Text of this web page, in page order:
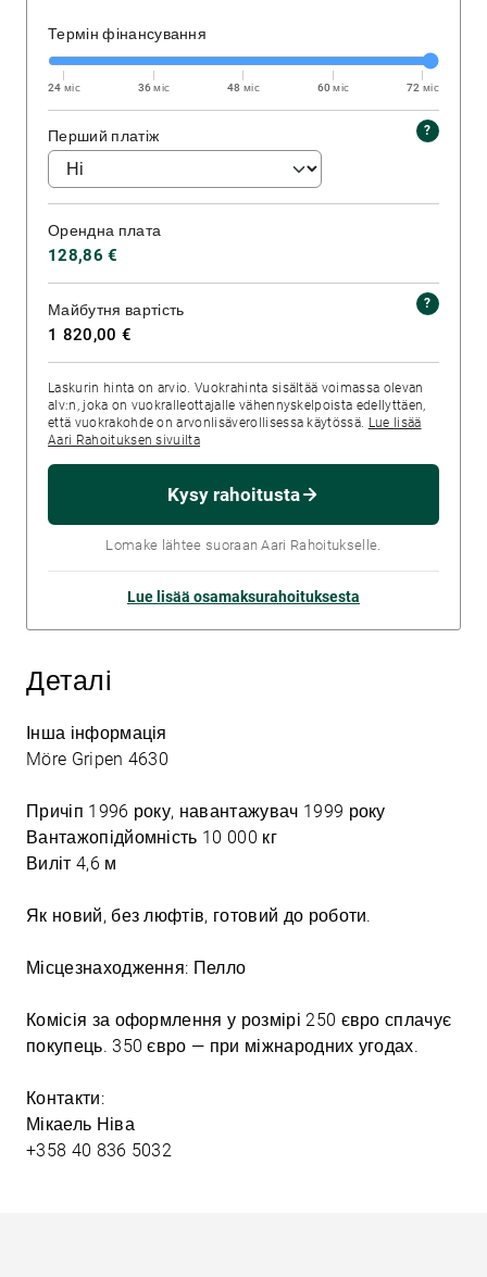
Термін фінансування
24 міс 36 міс 48 міс 60 міс 72 міс
Перший платіж
Орендна плата
128,86 €
Майбутня вартість
1 820,00 €
Laskurin hinta on arvio. Vuokrahinta sisältää voimassa olevan
alv:n, joka on vuokralleottajalle vähennyskelpoista edellyttäen,
että vuokrakohde on arvonlisäverollisessa käytössä. Lue lisää
Aari Rahoituksen sivuilta
Kysy rahoitusta
Lomake lähtee suoraan Aari Rahoitukselle.
Lue lisää osamaksurahoituksesta
Деталі
Інша інформація
Möre Gripen 4630
Причіп 1996 року, навантажувач 1999 року
Вантажопідйомність 10 000 кг
Виліт 4,6 м
Як новий, без люфтів, готовий до роботи.
Місцезнаходження: Пелло
Комісія за оформлення у розмірі 250 євро сплачує
покупець. 350 євро — при міжнародних угодах.
Контакти:
Мікаель Ніва
+358 40 836 5032